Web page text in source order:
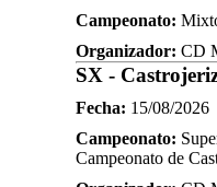
Campeonato:
Organizador: CD
SX -
Fecha: 15/08/2026
Campeonato:
Campeonato de